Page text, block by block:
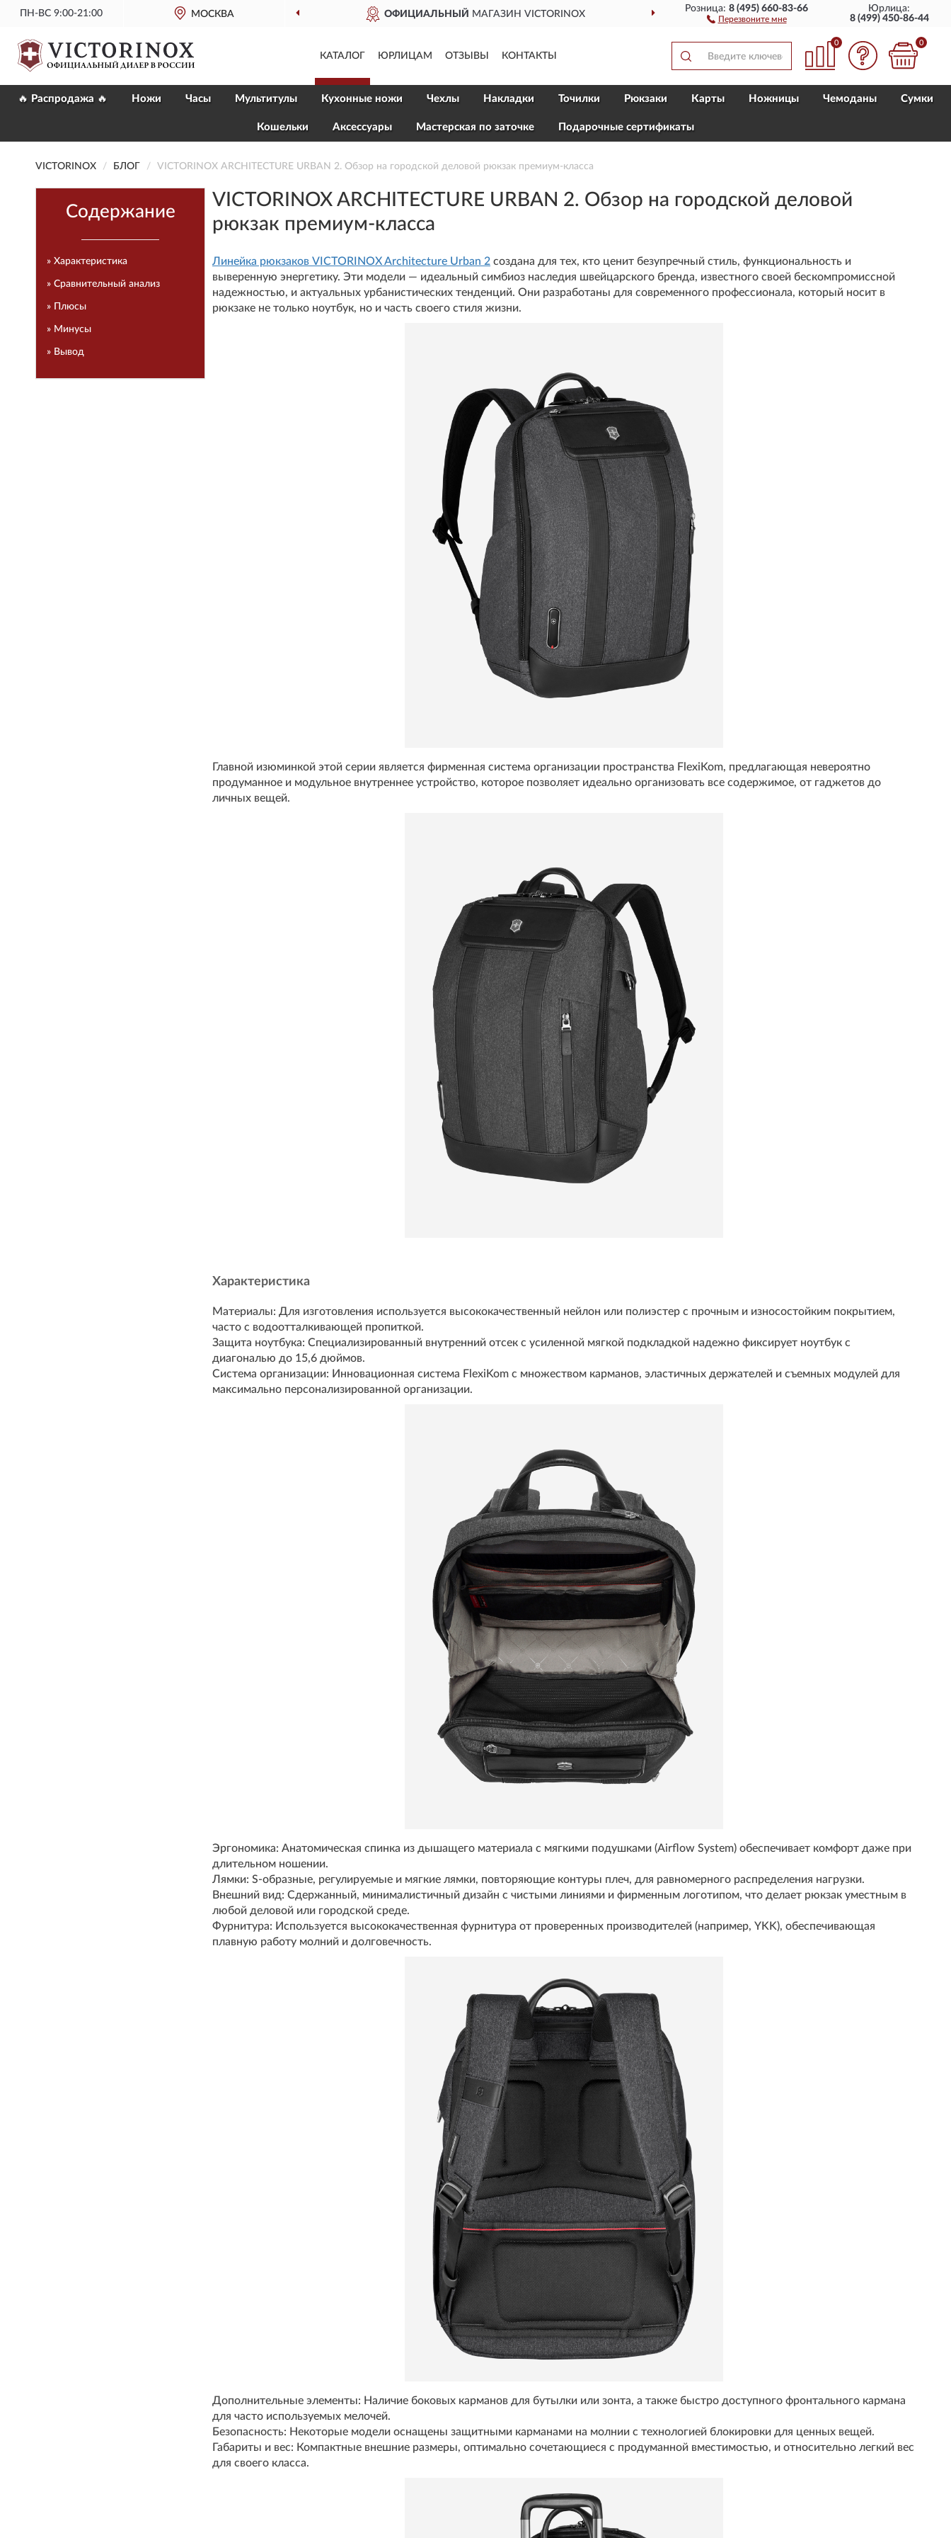
ПН-ВС 9:00-21:00 МОСКВА ОФИЦИАЛЬНЫЙ МАГАЗИН VICTORINOX ДОСТАВИМ ПО ВСЕЙ РОССИИ
Розница:8 (495) 660-83-66
Перезвоните мне
Юрлица:
8 (499) 450-86-44
КАТАЛОГ ЮРЛИЦАМ ОТЗЫВЫ КОНТАКТЫ
0 0
🔥 Распродажа 🔥 Ножи Часы Мультитулы Кухонные ножи Чехлы Накладки Точилки Рюкзаки Карты Ножницы Чемоданы Сумки
Кошельки Aксессуары Мастерская по заточке Подарочные сертификаты
VICTORINOX БЛОГ VICTORINOX ARCHITECTURE URBAN 2. Обзор на городской деловой рюкзак премиум-класса
Содержание
» Характеристика
» Сравнительный анализ
» Плюсы
» Минусы
» Вывод
VICTORINOX ARCHITECTURE URBAN 2. Обзор на городской деловой
рюкзак премиум-класса
Линейка рюкзаков VICTORINOX Architecture Urban 2 создана для тех, кто ценит безупречный стиль, функциональность и
выверенную энергетику. Эти модели — идеальный симбиоз наследия швейцарского бренда, известного своей бескомпромиссной
надежностью, и актуальных урбанистических тенденций. Они разработаны для современного профессионала, который носит в
рюкзаке не только ноутбук, но и часть своего стиля жизни.
Главной изюминкой этой серии является фирменная система организации пространства FlexiKom, предлагающая невероятно
продуманное и модульное внутреннее устройство, которое позволяет идеально организовать все содержимое, от гаджетов до
личных вещей.
Характеристика
Материалы: Для изготовления используется высококачественный нейлон или полиэстер с прочным и износостойким покрытием,
часто с водоотталкивающей пропиткой.
Защита ноутбука: Специализированный внутренний отсек с усиленной мягкой подкладкой надежно фиксирует ноутбук с
диагональю до 15,6 дюймов.
Система организации: Инновационная система FlexiKom с множеством карманов, эластичных держателей и съемных модулей для
максимально персонализированной организации.
Эргономика: Анатомическая спинка из дышащего материала с мягкими подушками (Airflow System) обеспечивает комфорт даже при
длительном ношении.
Лямки: S-образные, регулируемые и мягкие лямки, повторяющие контуры плеч, для равномерного распределения нагрузки.
Внешний вид: Сдержанный, минималистичный дизайн с чистыми линиями и фирменным логотипом, что делает рюкзак уместным в
любой деловой или городской среде.
Фурнитура: Используется высококачественная фурнитура от проверенных производителей (например, YKK), обеспечивающая
плавную работу молний и долговечность.
Дополнительные элементы: Наличие боковых карманов для бутылки или зонта, а также быстро доступного фронтального кармана
для часто используемых мелочей.
Безопасность: Некоторые модели оснащены защитными карманами на молнии с технологией блокировки для ценных вещей.
Габариты и вес: Компактные внешние размеры, оптимально сочетающиеся с продуманной вместимостью, и относительно легкий вес
для своего класса.